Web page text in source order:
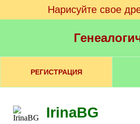
Нарисуйте свое
РЕГИСТРАЦИЯ
IrinaBG